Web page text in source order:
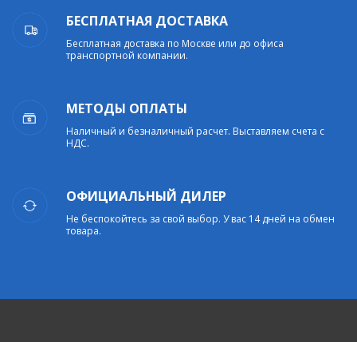
БЕСПЛАТНАЯ ДОСТАВКА
Бесплатная доставка по Москве или до офиса
транспортной компании.
МЕТОДЫ ОПЛАТЫ
Наличный и безналичный расчет. Выставляем счета с
НДС.
ОФИЦИАЛЬНЫЙ ДИЛЕР
Не беспокойтесь за свой выбор. У вас 14 дней на обмен
товара.